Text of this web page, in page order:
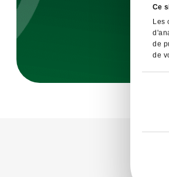
Ce
Les
de
de